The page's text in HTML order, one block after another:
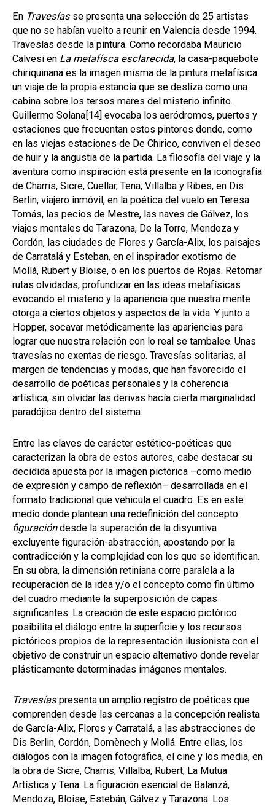
En Travesíasse presenta una selección de 25 artistas
que no se habían vuelto a reunir en Valencia desde 1994.
Travesías desde la pintura. Como recordaba Mauricio
Calvesi en La metafísca esclarecida, la casa-paquebote
chiriquinana es la imagen misma de la pintura metafísica:
un viaje de la propia estancia que se desliza como una
cabina sobre los tersos mares del misterio infinito.
Guillermo Solana [14] evocaba los aeródromos, puertos y
estaciones que frecuentan estos pintores donde, como
en las viejas estaciones de De Chirico, conviven el deseo
de huir y la angustia de la partida. La filosofía del viaje y la
aventura como inspiración está presente en la iconografía
de Charris, Sicre, Cuellar, Tena, Villalba y Ribes, en Dis
Berlin, viajero inmóvil, en la poética del vuelo en Teresa
Tomás, las pecios de Mestre, las naves de Gálvez, los
viajes mentales de Tarazona, De la Torre, Mendoza y
Cordón, las ciudades de Flores y García-Alix, los paisajes
de Carratalá y Esteban, en el inspirador exotismo de
Mollá, Rubert y Bloise, o en los puertos de Rojas. Retomar
rutas olvidadas, profundizar en las ideas metafísicas
evocando el misterio y la apariencia que nuestra mente
otorga a ciertos objetos y aspectos de la vida. Y junto a
Hopper, socavar metódicamente las apariencias para
lograr que nuestra relación con lo real se tambalee. Unas
travesías no exentas de riesgo. Travesías solitarias, al
margen de tendencias y modas, que han favorecido el
desarrollo de poéticas personales y la coherencia
artística, sin olvidar las derivas hacía cierta marginalidad
paradójica dentro del sistema.
Entre las claves de carácter estético-poéticas que
caracterizan la obra de estos autores, cabe destacar su
decidida apuesta por la imagen pictórica –como medio
de expresión y campo de reflexión– desarrollada en el
formato tradicional que vehicula el cuadro. Es en este
medio donde plantean una redefinición del concepto
figuracióndesde la superación de la disyuntiva
excluyente figuración-abstracción, apostando por la
contradicción y la complejidad con los que se identifican.
En su obra, la dimensión retiniana corre paralela a la
recuperación de la idea y/o el concepto como fin último
del cuadro mediante la superposición de capas
significantes. La creación de este espacio pictórico
posibilita el diálogo entre la superficie y los recursos
pictóricos propios de la representación ilusionista con el
objetivo de construir un espacio alternativo donde revelar
plásticamente determinadas imágenes mentales.
Travesíaspresenta un amplio registro de poéticas que
comprenden desde las cercanas a la concepción realista
de García-Alix, Flores y Carratalá, a las abstracciones de
Dis Berlin, Cordón, Domènech y Mollá. Entre ellas, los
diálogos con la imagen fotográfica, el cine y los media, en
la obra de Sicre, Charris, Villalba, Rubert, La Mutua
Artística y Tena. La figuración esencial de Balanzá,
Mendoza, Bloise, Estebán, Gálvez y Tarazona. Los